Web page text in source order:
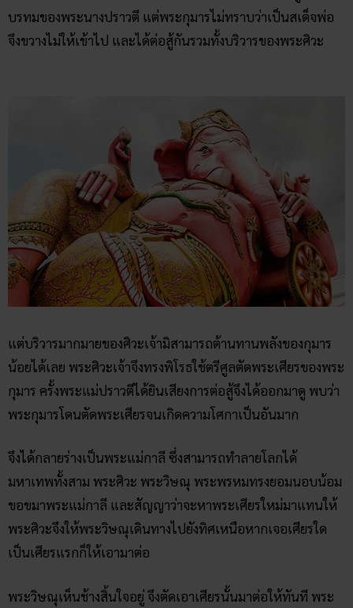
บรทมของพระนางปราวตี แต่พระกุมารไม่ทราบว่าเป็นสเด็จพ่อ
จึงขวางไม่ให้เข้าไป และได้ต่อสู้กันรวมทั้งบริวารของพระศิวะ
แต่บริวารมากมายของศิวะเจ้ามิสามารถต้านทานพลังของกุมาร
น้อยได้เลย พระศิวะเจ้าจึงทรงพิโรธใช้ตรีศูลตัดพระเศียรของพระ
กุมาร ครั้งพระแม่ปราวตีได้ยินเสียงการต่อสู้จึงได้ออกมาดู พบว่า
พระกุมารโดนตัดพระเศียรจนเกิดความโศกาเป็นอันมาก
จึงได้กลายร่างเป็นพระแม่กาลี ซึ่งสามารถทำลายโลกได้
มหาเทพทั้งสาม พระศิวะ พระวิษณุ พระพรหมทรงยอมนอบน้อม
ขอขมาพระแม่กาลี และสัญญาว่าจะหาพระเศียรใหม่มาแทนให้
พระศิวะจึงให้พระวิษณุเดินทางไปยังทิศเหนือหากเจอเศียรใด
เป็นเศียรแรกก็ให้เอามาต่อ
พระวิษณุเห็นช้างสิ้นใจอยู่ จึงตัดเอาเศียรนั้นมาต่อให้ทันที พระ